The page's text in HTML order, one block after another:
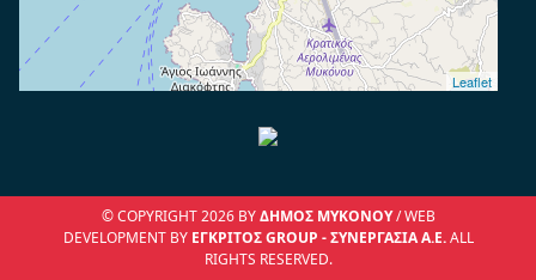
Leaflet
© COPYRIGHT 2026 BYΔΉΜΟΣ ΜΥΚΌΝΟΥ/ WEB
DEVELOPMENT BY ΕΓΚΡΙΤΟΣ GROUP - ΣΥΝΕΡΓΑΣΙΑ Α.Ε.ALL
RIGHTS RESERVED.